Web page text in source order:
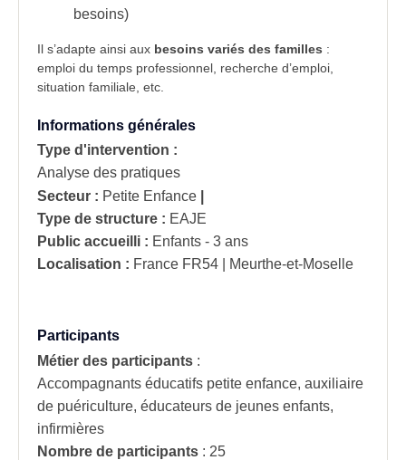
besoins)
Il s’adapte ainsi aux besoins variés des familles :
emploi du temps professionnel, recherche d’emploi,
situation familiale, etc.
Informations générales
Type d'intervention :
Analyse des pratiques
Secteur : Petite Enfance
Type de structure : EAJE
Public accueilli : Enfants - 3 ans
Localisation : France FR54 | Meurthe-et-Moselle
Participants
Métier des participants :
Accompagnants éducatifs petite enfance, auxiliaire
de puériculture, éducateurs de jeunes enfants,
infirmières
Nombre de participants : 25